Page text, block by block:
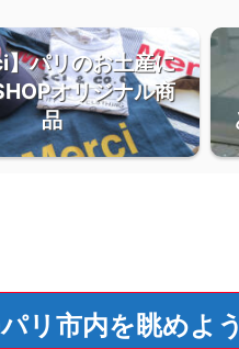
パリのお土産に
オリジナル商
品
リ市内を眺めよ